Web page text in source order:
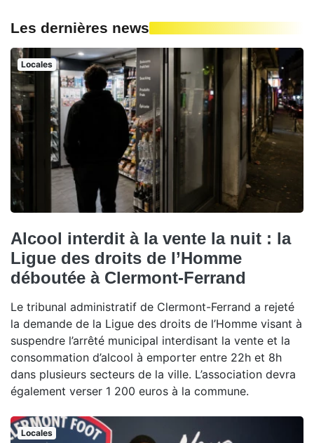
Les dernières news
Locales
Alcool interdit à la vente la nuit : la
Ligue des droits de l’Homme
déboutée à Clermont-Ferrand
Le tribunal administratif de Clermont-Ferrand a rejeté
la demande de la Ligue des droits de l’Homme visant à
suspendre l’arrêté municipal interdisant la vente et la
consommation d’alcool à emporter entre 22h et 8h
dans plusieurs secteurs de la ville. L’association devra
également verser 1 200 euros à la commune.
Locales